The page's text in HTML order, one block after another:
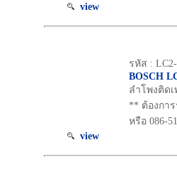
view
view
รหัส :
BOSCH
ลำโพงติดเ
** ต้องกา
หรือ 086-